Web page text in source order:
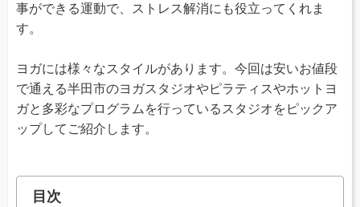
事ができる運動で、ストレス解消にも役立ってくれま
す。
ヨガには様々なスタイルがあります。今回は安いお値段
で通える半田市のヨガスタジオやピラティスやホットヨ
ガと多彩なプログラムを行っているスタジオをピックア
ップしてご紹介します。
目次